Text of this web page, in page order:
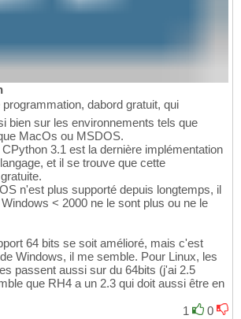
programmation, dabord gratuit, qui
bien sur les environnements tels que
MacOs ou MSDOS.
3.1 est la dernière implémentation
et il se trouve que cette
n'est plus supporté depuis longtemps, il
< 2000 ne le sont plus ou ne le
64 bits se soit amélioré, mais c'est
Windows, il me semble. Pour Linux, les
passent aussi sur du 64bits (j'ai 2.5
que RH4 a un 2.3 qui doit aussi être en
1
0